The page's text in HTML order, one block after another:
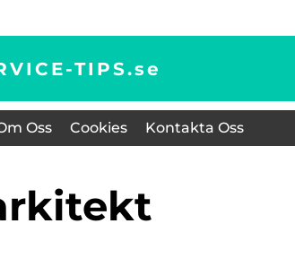
TIPS.se
Oss Cookies Kontakta Oss